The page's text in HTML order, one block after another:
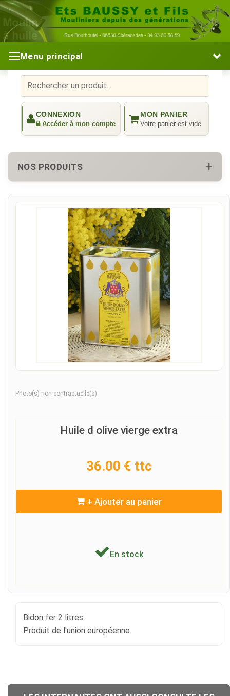
Menu principal
NOS PRODUITS
Photo(s) non contractuelle(s).
Huile d olive vierge extra
36.00 € ttc
+ Ajouter au panier
En stock
Bidon fer 2 litres
Produit de l'union européenne